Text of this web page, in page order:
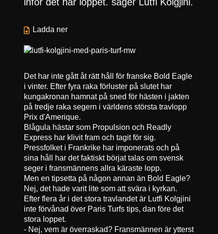
Det har inte gått åt rätt håll för franske Bold Eagle
i vinter. Efter fyra raka förluster på slutet har
kungakronan hamnat på sned för hästen i jakten
på tredje raka segern i världens största travlopp
Prix d'Amerique.
Blågula hästar som Propulsion och Readly
Express har klivit fram och tagit för sig.
Pressfolket i Frankrike har imponerats och på
sina håll har det faktiskt börjat talas om svensk
seger i fransmännens allra käraste lopp.
Men en tipsetta på någon annan än Bold Eagle?
Nej, det hade varit lite som att svära i kyrkan.
Efter flera år i det stora travlandet är Lutfi Kolgjini
inte förvånad över Paris Turfs tips, dan före det
stora loppet.
- Nej, vem är överraskad? Fransmännen är ytterst
Ladda ner